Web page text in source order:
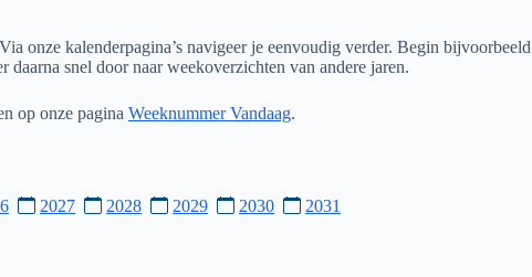
onze kalenderpagina’s navigeer je eenvoudig verder. Begin bijvoorbeeld
daarna snel door naar weekoverzichten van andere jaren.
op onze pagina Weeknummer Vandaag.
2027 2028 2029 2030 2031